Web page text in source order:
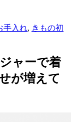
手入れ, きもの初
ャーで着
が増えて